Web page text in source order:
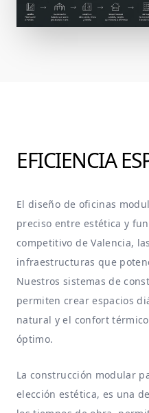
EFICIENCIA
El diseño de oficinas
preciso entre estética y
competitivo de Valencia,
infraestructuras que
Nuestros sistemas de
permiten crear espacios
natural y el confort
óptimo.
Laconstrucción modular
elección estética, es una